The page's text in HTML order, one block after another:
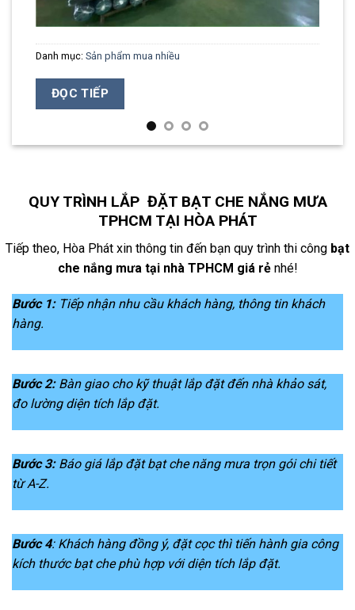
Danh mục: Sản phẩm mua nhiều
ĐỌC TIẾP
QUY TRÌNH LẮP ĐẶT BẠT CHE NẮNG MƯA
TPHCM TẠI HÒA PHÁT
Tiếp theo, Hòa Phát xin thông tin đến bạn quy trình thi công bạt
che nắng mưa tại nhà TPHCM giá rẻnhé!
Bước 1:Tiếp nhận nhu cầu khách hàng, thông tin khách
hàng.
Bước 2:Bàn giao cho kỹ thuật lắp đặt đến nhà khảo sát,
đo lường diện tích lắp đặt.
Bước 3:Báo giá lắp đặt bạt che năng mưa trọn gói chi tiết
từ A-Z.
Bước 4: Khách hàng đồng ý, đặt cọc thì tiến hành gia công
kích thước bạt che phù hợp với diện tích lắp đặt.